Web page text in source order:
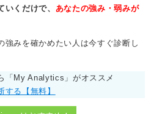
いくだけで、 あなたの強み・弱みが
強みを確かめたい人は今すぐ診断し
「My Analytics」がオススメ
る【無料】